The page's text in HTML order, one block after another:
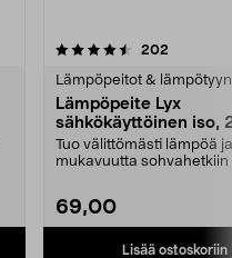
202
Lämpöpeitot &
Lämpöpeite Lyx
sähkökäyttöinen iso,
150 cm
Tuo välittömästi lämpöä ja
mukavuutta sohvahetkiin
69,00
Lisää ostoskoriin
4.5 viidestä